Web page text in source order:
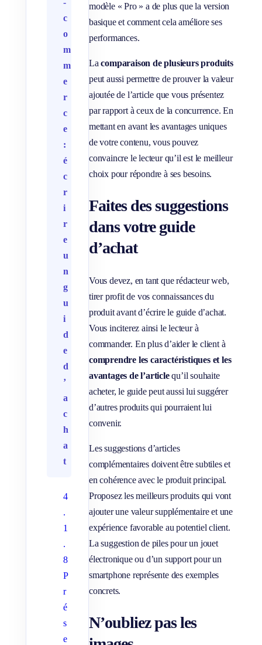
-
c
o
m
m
e
r
c
e
:
é
c
r
i
r
e
u
n
g
u
i
d
e
d
’
a
c
h
a
t
4
.
1
.
8
P
r
é
s
e
modèle « Pro » a de plus que la version
basique et comment cela améliore ses
performances.
Lacomparaison de plusieurs produits
peut aussi permettre de prouver la valeur
ajoutée de l’article que vous présentez
par rapport à ceux de la concurrence. En
mettant en avant les avantages uniques
de votre contenu, vous pouvez
convaincre le lecteur qu’il est le meilleur
choix pour répondre à ses besoins.
Faites des suggestions
dans votre guide
d’achat
Vous devez, en tant que rédacteur web,
tirer profit de vos connaissances du
produit avant d’écrire le guide d’achat.
Vous inciterez ainsi le lecteur à
commander. En plus d’aider le client à
comprendre les caractéristiques et les
avantages de l’articlequ’il souhaite
acheter, le guide peut aussi lui suggérer
d’autres produits qui pourraient lui
convenir.
Les suggestions d’articles
complémentaires doivent être subtiles et
en cohérence avec le produit principal.
Proposez les meilleurs produits qui vont
ajouter une valeur supplémentaire et une
expérience favorable au potentiel client.
La suggestion de piles pour un jouet
électronique ou d’un support pour un
smartphone représente des exemples
concrets.
N’oubliez pas les